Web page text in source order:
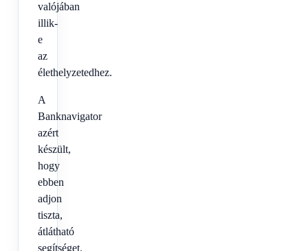
valójában
illik-
e
az
élethelyzetedhez.
A
Banknavigator
azért
készült,
hogy
ebben
adjon
tiszta,
átlátható
segítséget.